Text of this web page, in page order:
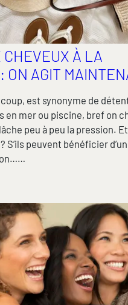
CHEVEUX À LA
ON AGIT
est synonyme de
en mer ou piscine, bref on
peu à peu la pression.
S’ils peuvent bénéficier